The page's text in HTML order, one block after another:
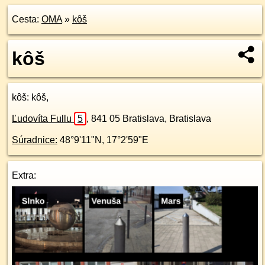
Cesta: OMA» kôš
kôš
kôš: kôš,
Ľudovíta Fullu 5 , 841 05 Bratislava, Bratislava
Súradnice: 48°9'11"N , 17°2'59"E
Extra: